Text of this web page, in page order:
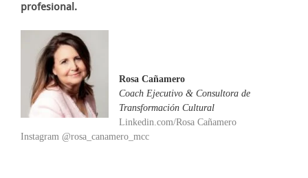
profesional.
Rosa Cañamero
Coach Ejecutivo & Consultora de
Transformación Cultural
Linkedin.com/Rosa Cañamero
Instagram @rosa_canamero_mcc